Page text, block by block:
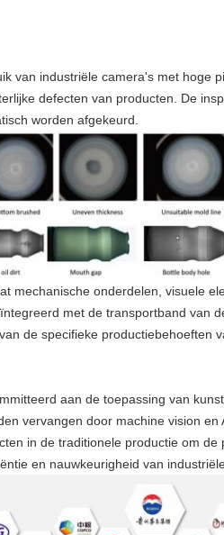
van industriële camera's met hoge
defecten van producten. De
worden afgekeurd.
mechanische onderdelen, visuele
met de transportband van
de specifieke productiebehoeften
aan de toepassing van
vervangen door machine vision
in de traditionele productie om
en nauwkeurigheid van